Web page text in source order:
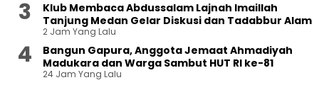
Klub Membaca Abdussalam Lajnah Imaillah
Tanjung Medan Gelar Diskusi dan Tadabbur Alam
2 Jam Yang Lalu
Bangun Gapura, Anggota Jemaat Ahmadiyah
Madukara dan Warga Sambut HUT RI ke-81
24 Jam Yang Lalu